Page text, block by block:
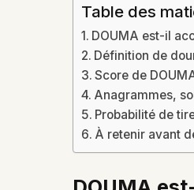
Table des
DOUMA est-il
Définition de
Score de
Anagrammes,
Probabilité de
À retenir avant